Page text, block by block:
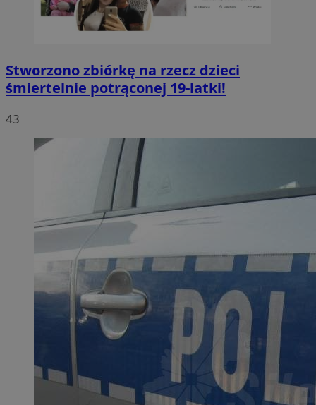
Stworzono zbiórkę na rzecz dzieci
śmiertelnie potrąconej 19-latki!
43